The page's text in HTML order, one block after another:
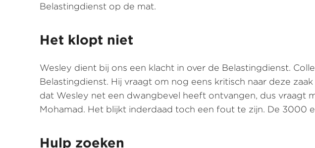
Belastingdienst op de mat.
Het klopt niet
Wesley dient bij ons een klacht in over de Belastingdienst.
Belastingdienst. Hij vraagt om nog eens kritisch naar deze
dat Wesley net een dwangbevel heeft ontvangen, dus vraagt
Mohamad. Het blijkt inderdaad toch een fout te zijn. De 3000
Hulp zoeken